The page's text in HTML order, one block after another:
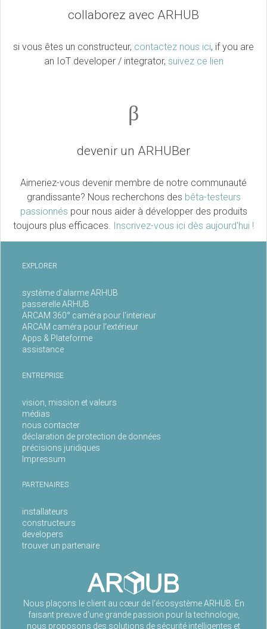
collaborez avec ARHUB
si vous êtes un constructeur, contactez nous ici, if you are
an IoT developer / integrator, suivez ce lien
β
devenir un ARHUBer
Aimeriez-vous devenir membre de notre communauté
grandissante? Nous recherchons des bêta-testeurs
passionnés pour nous aider à développer des produits
toujours plus efficaces. Inscrivez-vous ici dès aujourd'hui !
Nous plaçons le client au cœur de l'écosystème ARHUB. En
faisant preuve d’une grande passion pour la technologie,
nous proposons des solutions de sécurité intelligentes et
EXPLORER
système d'alarme ARHUB
passerelle ARHUB
ARCAM 360° caméra pour l'interieur
ARCAM caméra pour l'extérieur
Apps & Plateforme
assistance
ENTREPRISE
vision, mission et valeurs
médias
nous contacter
déclaration de protection de données
précisions juridiques
Impressum
PARTENAIRES
installateurs
constructeurs
developers
trouver un partenaire